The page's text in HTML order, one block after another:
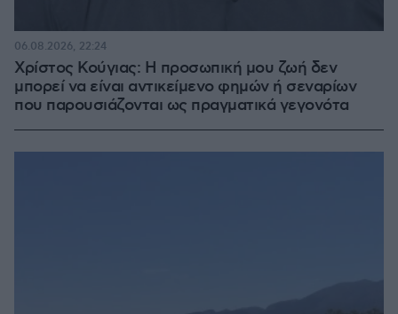
Χρίστος Κούγιας: Η προσωπική μου ζωή δεν
μπορεί να είναι αντικείμενο φημών ή σεναρίων
που παρουσιάζονται ως πραγματικά γεγονότα
06.08.2026, 22:24